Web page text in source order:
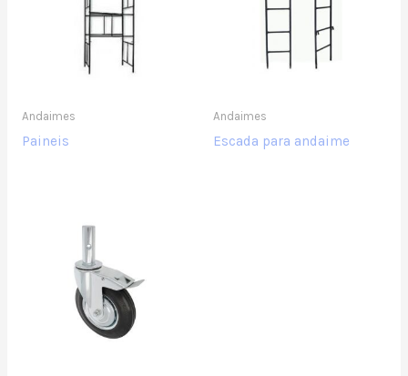
Andaimes
Paineis
Andaimes
Escada para andaime